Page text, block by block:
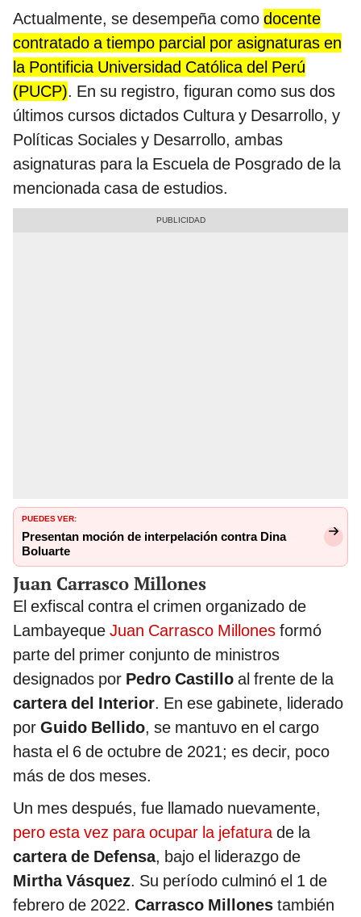
Actualmente, se desempeña como docente
contratado a tiempo parcial por asignaturas en
la Pontificia Universidad Católica del Perú
(PUCP). En su registro, figuran como sus dos
últimos cursos dictados Cultura y Desarrollo, y
Políticas Sociales y Desarrollo, ambas
asignaturas para la Escuela de Posgrado de la
mencionada casa de estudios.
PUEDES VER:
Presentan moción de interpelación contra Dina
Boluarte
Juan Carrasco Millones
El exfiscal contra el crimen organizado de
Lambayeque Juan Carrasco Millones formó
parte del primer conjunto de ministros
designados por Pedro Castillo al frente de la
cartera del Interior. En ese gabinete, liderado
por Guido Bellido, se mantuvo en el cargo
hasta el 6 de octubre de 2021; es decir, poco
más de dos meses.
Un mes después, fue llamado nuevamente,
pero esta vez para ocupar la jefaturade la
cartera de Defensa, bajo el liderazgo de
Mirtha Vásquez. Su período culminó el 1 de
febrero de 2022. Carrasco Millones también